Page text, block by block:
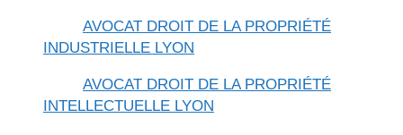
AVOCAT DROIT DE LA PROPRIÉTÉ
INDUSTRIELLE LYON
AVOCAT DROIT DE LA PROPRIÉTÉ
INTELLECTUELLE LYON